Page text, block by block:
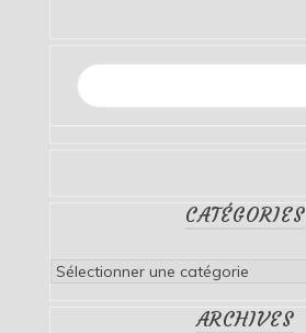
CATÉGORIES
Catégories
ARCHIVES